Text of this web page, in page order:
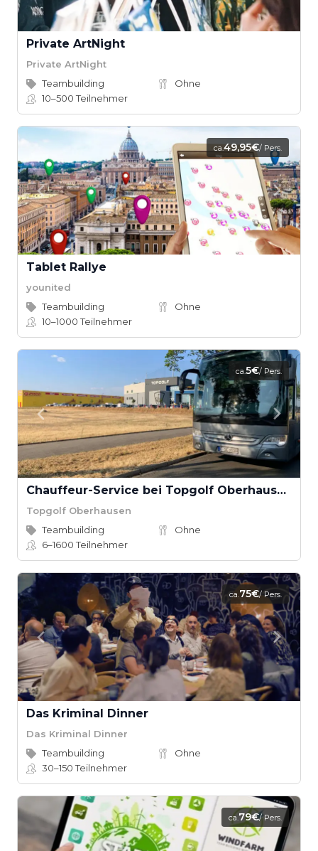
Private ArtNight
Private ArtNight
Teambuilding
Ohne
10–500Teilnehmer
ca.49,95€/ Pers.
Tablet Rallye
younited
Teambuilding
Ohne
10–1000Teilnehmer
ca.5€/ Pers.
Chauffeur-Service bei Topgolf Oberhausen
Topgolf Oberhausen
Teambuilding
Ohne
6–1600Teilnehmer
ca.75€/ Pers.
Das Kriminal Dinner
Das Kriminal Dinner
Teambuilding
Ohne
30–150Teilnehmer
ca.79€/ Pers.